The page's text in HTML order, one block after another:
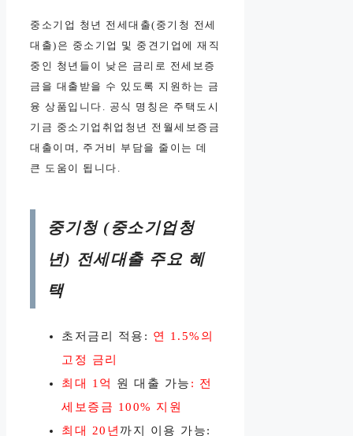
중소기업 청년 전세대출(중기청 전세
대출)은 중소기업 및 중견기업에 재직
중인 청년들이 낮은 금리로 전세보증
금을 대출받을 수 있도록 지원하는 금
융 상품입니다. 공식 명칭은 주택도시
기금 중소기업취업청년 전월세보증금
대출이며, 주거비 부담을 줄이는 데
큰 도움이 됩니다.
중기청 (중소기업청
년) 전세대출 주요 혜
택
초저금리 적용: 연 1.5%의
고정 금리
최대 1억
원 대출 가능 : 전
세보증금 100% 지원
최대 20년 까지 이용 가능: